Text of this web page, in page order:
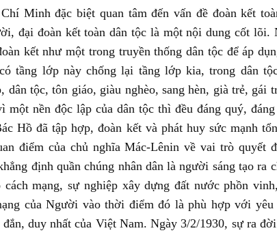
Minh đặc biệt quan tâm đến vấn đề đoàn kết
đại đoàn kết toàn dân tộc là một nội dung cốt lõi.
kết như một trong truyền thống dân tộc để áp
tầng lớp này chống lại tầng lớp kia, trong dân
dân tộc, tôn giáo, giàu nghèo, sang hèn, già trẻ, gái
một nền độc lập của dân tộc thì đều đáng quý,
Hồ đã tập hợp, đoàn kết và phát huy sức mạnh
điểm của chủ nghĩa Mác-Lênin về vai trò quyết
định quần chúng nhân dân là người sáng tạo ra
cách mạng, sự nghiệp xây dựng đất nước phồn
của Người vào thời điểm đó là phù hợp với yêu
duy nhất của Việt Nam. Ngày 3/2/1930, sự ra